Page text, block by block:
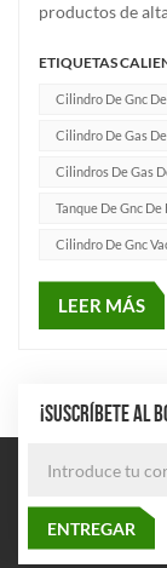
productos de
desarrollo, la
basándose en
control de cali...
ETIQUETAS
Cilindro De Gnc
Cilindro De Gas
Cilindros De Gas
Tanque De Gnc
Cilindro De Gnc
LEER MÁS
¡SUSCRÍBETE AL